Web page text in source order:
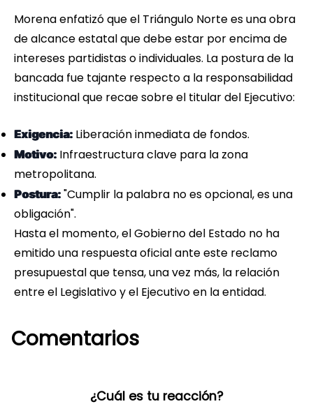
Morena enfatizó que el Triángulo Norte es una obra
de alcance estatal que debe estar por encima de
intereses partidistas o individuales. La postura de la
bancada fue tajante respecto a la responsabilidad
institucional que recae sobre el titular del Ejecutivo:
Exigencia: Liberación inmediata de fondos.
Motivo: Infraestructura clave para la zona
metropolitana.
Postura: "Cumplir la palabra no es opcional, es una
obligación".
Hasta el momento, el Gobierno del Estado no ha
emitido una respuesta oficial ante este reclamo
presupuestal que tensa, una vez más, la relación
entre el Legislativo y el Ejecutivo en la entidad.
Comentarios